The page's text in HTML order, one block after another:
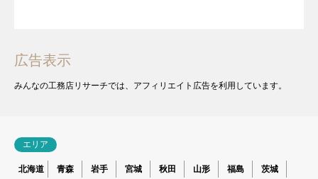
広告表示
みんなの工務店リサーチでは、アフィリエイト広告を利用しています。
エリア
北海道 青森 岩手 宮城 秋田 山形 福島 茨城